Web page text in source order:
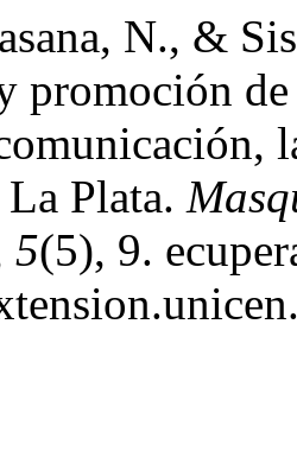
N., &
promoción
Plata.
5(5), 9.